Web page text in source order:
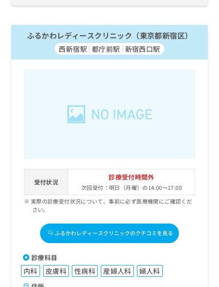
ふるかわレディースクリニック（東京都新宿区）
西新宿駅 都庁前駅 新宿西口駅
受付状況
診療受付時間外
次回受付：明日（月曜）の14:00～17:00
実際の診療受付状況について、事前に必ず医療機関にご確認くだ
さい。
ふるかわレディースクリニックのクチコミを見る
診療科目
内科 皮膚科 性病科 産婦人科 婦人科